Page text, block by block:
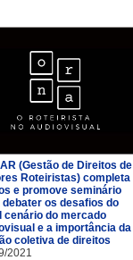
(Gestão de Direitos de
Roteiristas) completa
e promove seminário
debater os desafios do
cenário do mercado
e a importância da
coletiva de direitos
2021